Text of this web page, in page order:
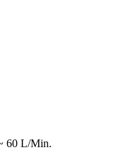
60 L/Min.